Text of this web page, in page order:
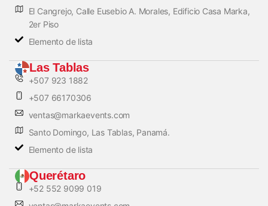
El Cangrejo, Calle Eusebio A. Morales, Edificio Casa Marka,
2er Piso
Elemento de lista
Las Tablas
+507 923 1882
+507 66170306
ventas@markaevents.com
Santo Domingo, Las Tablas, Panamá.
Elemento de lista
Querétaro
+52 552 9099 019